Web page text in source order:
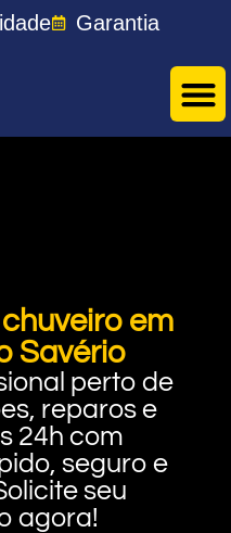
Garantia
em
Savério
perto de
reparos e
24h com
seguro e
seu
agora!